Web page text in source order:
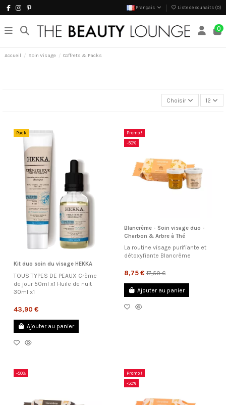
Français Liste de souhaits (0)
0
Accueil Soin Visage Coffrets & Packs
Choisir 12
Pack
Kit duo soin du visage HEKKA
TOUS TYPES DE PEAUX Crème
de jour 50ml x1 Huile de nuit
30ml x1
43,90 €
Ajouter au panier
Promo !
-50%
Blancrème - Soin visage duo -
Charbon & Arbre à Thé
La routine visage purifiante et
détoxyfiante Blancrème
8,75 € 17,50 €
Ajouter au panier
-50%
Promo !
-50%